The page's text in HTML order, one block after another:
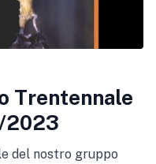
Trentennale
2023
del nostro gruppo